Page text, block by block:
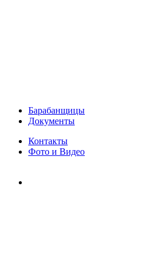
Барабанщицы
Документы
Контакты
Фото и Видео